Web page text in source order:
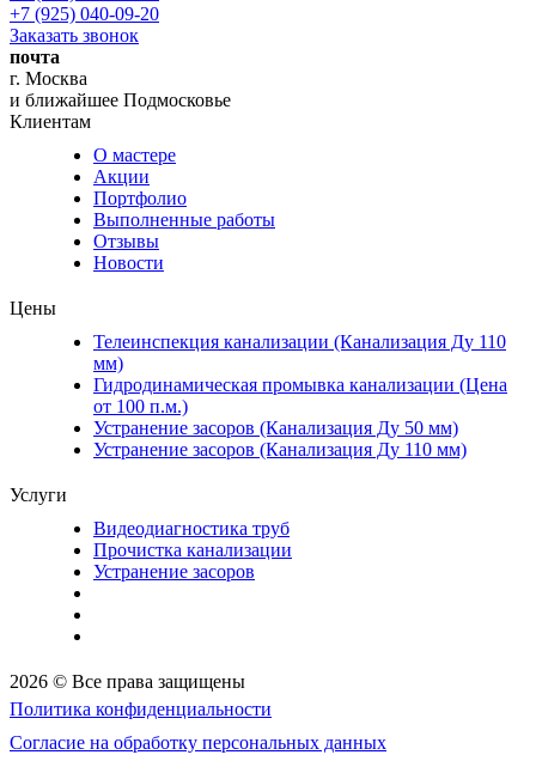
+7 (925) 040-09-20
Заказать звонок
почта
г. Москва
и ближайшее Подмосковье
Клиентам
О мастере
Акции
Портфолио
Выполненные работы
Отзывы
Новости
Цены
Телеинспекция канализации (Канализация Ду 110
мм)
Гидродинамическая промывка канализации (Цена
от 100 п.м.)
Устранение засоров (Канализация Ду 50 мм)
Устранение засоров (Канализация Ду 110 мм)
Услуги
Видеодиагностика труб
Прочистка канализации
Устранение засоров
2026 © Все права защищены
Политика конфиденциальности
Согласие на обработку персональных данных